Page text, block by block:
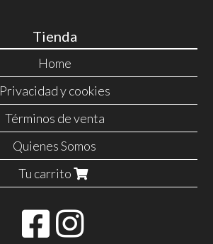
Tienda
Home
Privacidad y cookies
Términos de venta
Quienes Somos
Tu carrito